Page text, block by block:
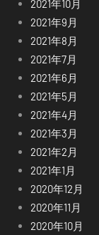
2021年10月
2021年9月
2021年8月
2021年7月
2021年6月
2021年5月
2021年4月
2021年3月
2021年2月
2021年1月
2020年12月
2020年11月
2020年10月